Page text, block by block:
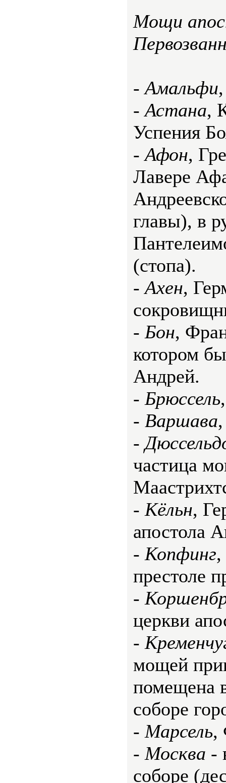
Мощи
-Амальфи
-Астана,
Успения
-Афон,
Лавере
главы), в
(стопа).
-Ахен,
- Бон,
котором
Андрей.
- Брюссель
- Варшава
-
частица
- Кёльн,
апостола
- Копфинг
престоле
-
церкви
-
мощей
помещена
соборе
- Марсель,
- Москва -
соборе